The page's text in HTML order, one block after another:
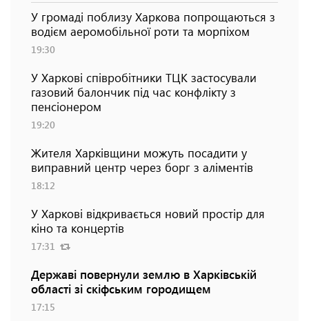
У громаді поблизу Харкова попрощаються з
водієм аеромобільної роти та морпіхом
19:30
У Харкові співробітники ТЦК застосували
газовий балончик під час конфлікту з
пенсіонером
19:20
Жителя Харківщини можуть посадити у
виправний центр через борг з аліментів
18:12
У Харкові відкривається новий простір для
кіно та концертів
17:31
Державі повернули землю в Харківській
області зі скіфським городищем
17:15